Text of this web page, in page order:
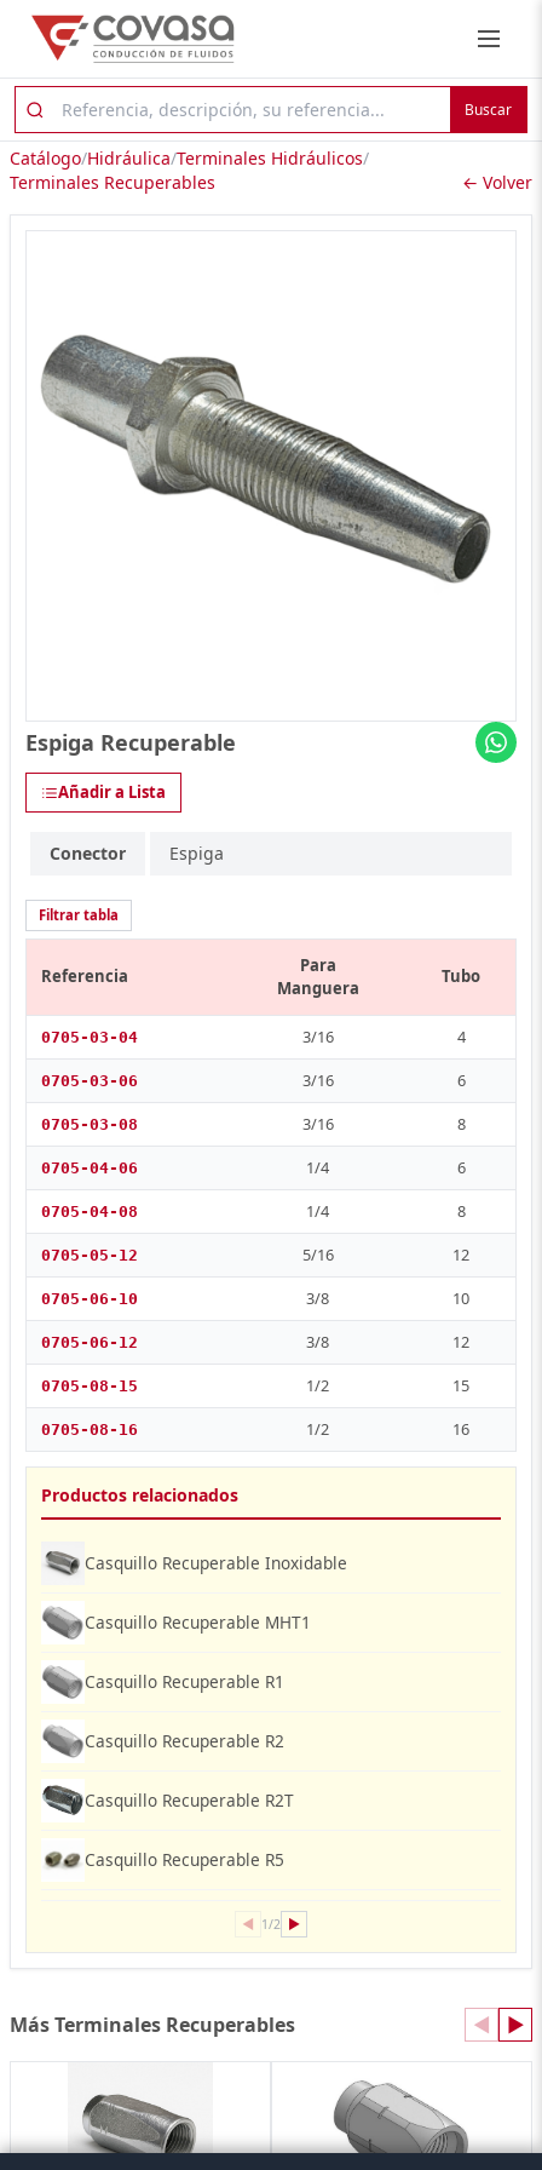
Buscar
Catálogo/Hidráulica/Terminales Hidráulicos/
Terminales Recuperables
← Volver
Espiga Recuperable
Añadir a Lista
Conector Espiga
Filtrar tabla
Referencia
Para
Manguera
Tubo
0705-03-04 3/16 4
0705-03-06 3/16 6
0705-03-08 3/16 8
0705-04-06 1/4 6
0705-04-08 1/4 8
0705-05-12 5/16 12
0705-06-10 3/8 10
0705-06-12 3/8 12
0705-08-15 1/2 15
0705-08-16 1/2 16
Productos relacionados
Casquillo Recuperable Inoxidable
Casquillo Recuperable MHT1
Casquillo Recuperable R1
Casquillo Recuperable R2
Casquillo Recuperable R2T
Casquillo Recuperable R5
◀ 1/2 ▶
Más Terminales Recuperables ◀ ▶